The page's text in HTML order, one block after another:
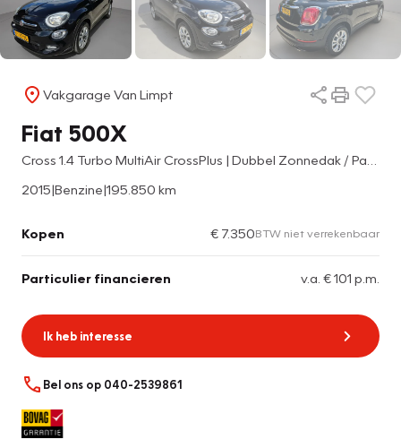
Vakgarage Van Limpt
Fiat 500X
2015|Benzine|195.850 km
Kopen € 7.350BTW niet verrekenbaar
Particulier financieren v.a. € 101 p.m.
Ik heb interesse
Bel ons op 040-2539861